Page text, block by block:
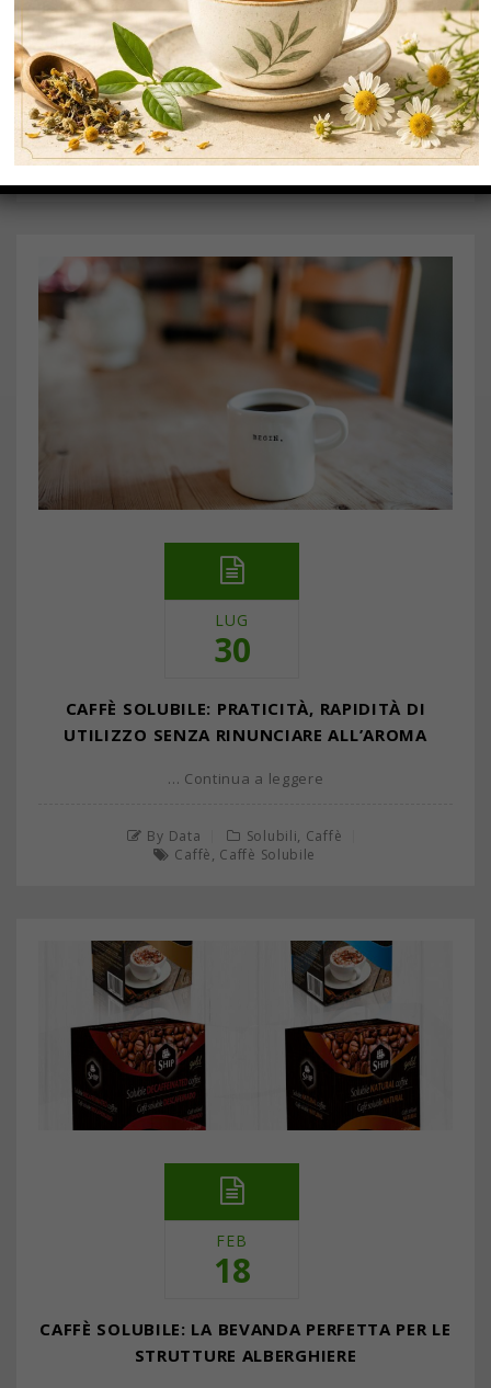
29
TIPOLOGIE DI CAFFÈ: LE ORIGINI E GLI USI
… Continua a leggere
By Data Caffè Caffè
LUG
30
CAFFÈ SOLUBILE: PRATICITÀ, RAPIDITÀ DI
UTILIZZO SENZA RINUNCIARE ALL’AROMA
… Continua a leggere
By Data Solubili, Caffè
Caffè, Caffè Solubile
FEB
18
CAFFÈ SOLUBILE: LA BEVANDA PERFETTA PER LE
STRUTTURE ALBERGHIERE